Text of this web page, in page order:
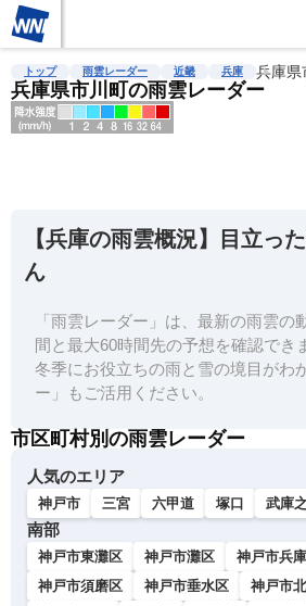
雨雲レーダー 台風情報 地震情報 警報
トップ 雨雲レーダー 近畿 兵庫 兵庫県
兵庫県市川町の雨雲レーダー
【兵庫の雨雲概況】目立っ
ん
「雨雲レーダー」は、最新の雨雲の
間と最大60時間先の予想を確認でき
冬季にお役立ちの雨と雪の境目がわ
ー」もご活用ください。
市区町村別の雨雲レーダー
人気のエリア
神戸市 三宮 六甲道 塚口 武庫
南部
神戸市東灘区 神戸市灘区 神戸市兵
神戸市須磨区
神戸市垂水区 神戸市